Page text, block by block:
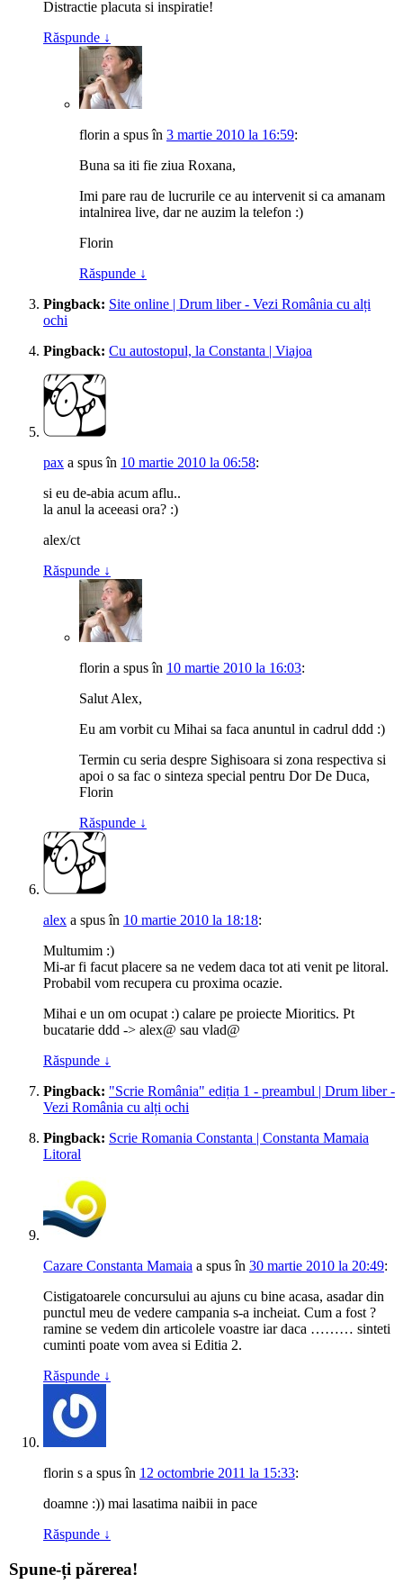
Distractie placuta si inspiratie!
Răspunde ↓
florin a spusîn 3 martie 2010 la 16:59:
Buna sa iti fie ziua Roxana,
Imi pare rau de lucrurile ce au intervenit si ca amanam
intalnirea live, dar ne auzim la telefon :)
Florin
Răspunde ↓
Pingback: Site online | Drum liber - Vezi România cu alți
ochi
Pingback: Cu autostopul, la Constanta | Viajoa
pax a spusîn 10 martie 2010 la 06:58:
si eu de-abia acum aflu..
la anul la aceeasi ora? :)
alex/ct
Răspunde ↓
florin a spusîn 10 martie 2010 la 16:03:
Salut Alex,
Eu am vorbit cu Mihai sa faca anuntul in cadrul ddd :)
Termin cu seria despre Sighisoara si zona respectiva si
apoi o sa fac o sinteza special pentru Dor De Duca,
Florin
Răspunde ↓
alex a spusîn 10 martie 2010 la 18:18:
Multumim :)
Mi-ar fi facut placere sa ne vedem daca tot ati venit pe litoral.
Probabil vom recupera cu proxima ocazie.
Mihai e un om ocupat :) calare pe proiecte Mioritics. Pt
bucatarie ddd -> alex@ sau vlad@
Răspunde ↓
Pingback: "Scrie România" ediția 1 - preambul | Drum liber -
Vezi România cu alți ochi
Pingback: Scrie Romania Constanta | Constanta Mamaia
Litoral
Cazare Constanta Mamaia a spusîn 30 martie 2010 la 20:49:
Cistigatoarele concursului au ajuns cu bine acasa, asadar din
punctul meu de vedere campania s-a incheiat. Cum a fost ?
ramine se vedem din articolele voastre iar daca ……… sinteti
cuminti poate vom avea si Editia 2.
Răspunde ↓
florin s a spusîn 12 octombrie 2011 la 15:33:
doamne :)) mai lasatima naibii in pace
Răspunde ↓
Spune-ți părerea!